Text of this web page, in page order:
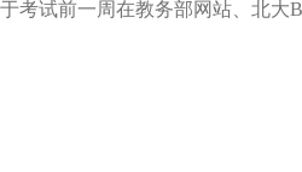
考试前一周在教务部网站、北大